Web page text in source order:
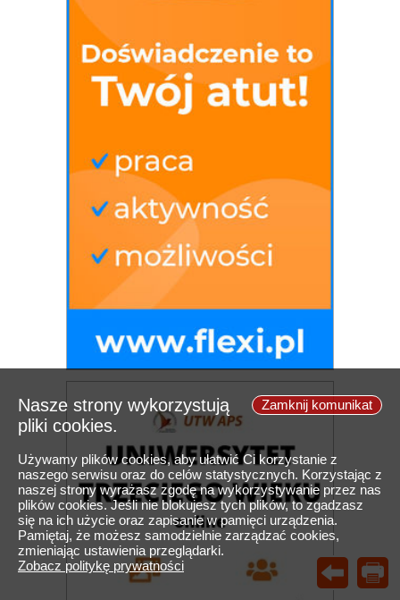
Zamknij komunikat
Nasze strony wykorzystują
pliki cookies.
Używamy plików cookies, aby ułatwić Ci korzystanie z
naszego serwisu oraz do celów statystycznych. Korzystając z
naszej strony wyrażasz zgodę na wykorzystywanie przez nas
plików cookies. Jeśli nie blokujesz tych plików, to zgadzasz
się na ich użycie oraz zapisanie w pamięci urządzenia.
Pamiętaj, że możesz samodzielnie zarządzać cookies,
zmieniając ustawienia przeglądarki.
Zobacz politykę prywatności